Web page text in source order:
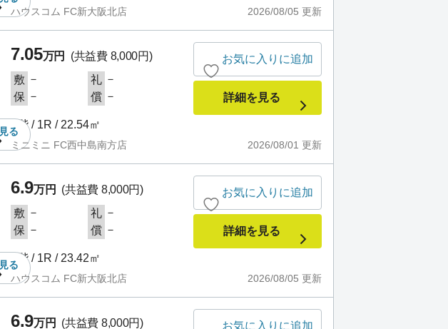
2026/08/05 更新
ハウスコム FC新大阪北店
見る
7.05万円
(共益費 8,000円)
敷 － 礼 －
保 － 償 －
2階 / 1R / 22.54㎡
2026/08/01 更新
ミニミニ FC西中島南方店
お気に入りに追加
詳細を見る
見る
6.9万円
(共益費 8,000円)
敷 － 礼 －
保 － 償 －
2階 / 1R / 23.42㎡
2026/08/05 更新
ハウスコム FC新大阪北店
お気に入りに追加
詳細を見る
6.9万円
(共益費 8,000円)
お気に入りに追加